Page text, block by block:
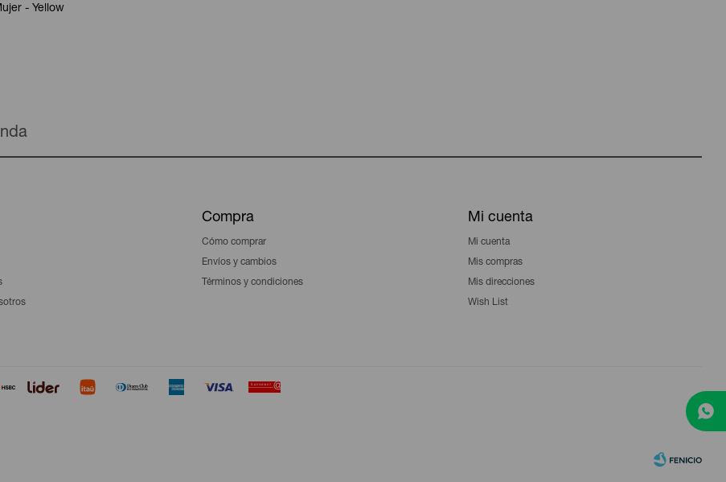
- Yellow
Compra
Cómo comprar
Envíos y cambios
Términos y condiciones
Mi cuenta
Mi cuenta
Mis compras
Mis direcciones
Wish List